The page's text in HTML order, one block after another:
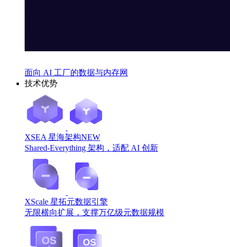
面向 AI 工厂的数据与内存网
技术优势
XSEA 星海架构NEW
Shared-Everything 架构，适配 AI 创新
XScale 星拓元数据引擎
无限横向扩展，支撑万亿级元数据规模